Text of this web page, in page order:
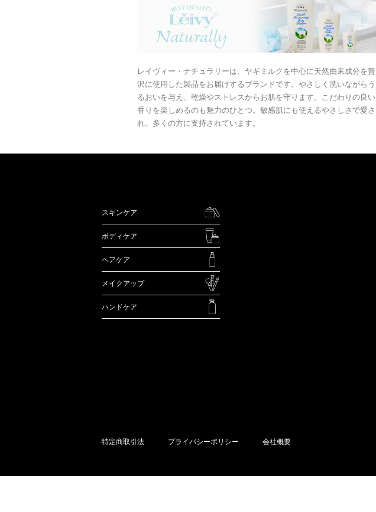
レイヴィー・ナチュラリーは、ヤギミルクを中心に天然由来成分を贅
沢に使用した製品をお届けするブランドです。やさしく洗いながらう
るおいを与え、乾燥やストレスからお肌を守ります。こだわりの良い
香りを楽しめるのも魅力のひとつ。敏感肌にも使えるやさしさで愛さ
れ、多くの方に支持されています。
スキンケア
ボディケア
ヘアケア
メイクアップ
ハンドケア
特定商取引法 プライバシーポリシー 会社概要